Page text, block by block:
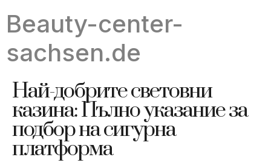
Beauty-center-
sachsen.de
Най-добрите световни
казина: Пълно указание за
подбор на сигурна
платформа